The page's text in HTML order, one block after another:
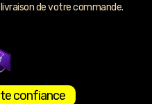
de votre commande.
confiance